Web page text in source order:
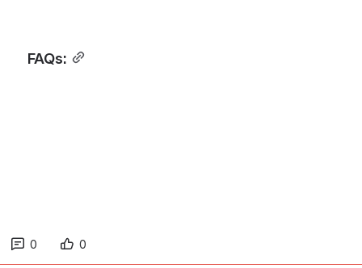
FAQs:
0 0